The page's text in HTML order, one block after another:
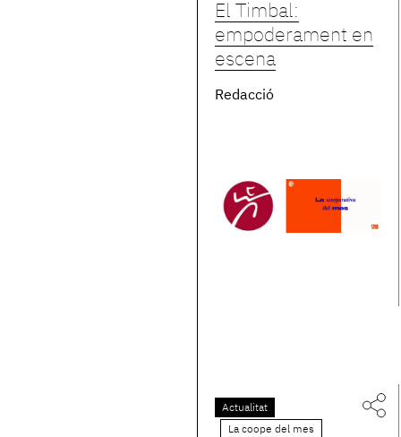
El Timbal:
empoderament en
escena
Redacció
Actualitat
La coope del mes